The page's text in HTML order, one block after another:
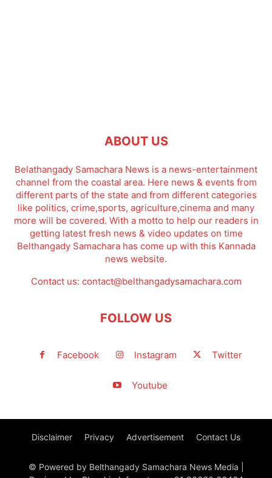
ABOUT US
Belathangady Samachara News is a news-entertainment
channel from the coastal area. Here news & events from
different parts of the state and from different categories
like politics, crime,sports, agriculture,cinema and many
more will be covered. With a motto to help our readers in
getting latest fresh news & video updates on time
Belthangady Samachara has come up with this Kannada
news website.
Contact us: contact@belthangadysamachara.com
FOLLOW US
Facebook Instagram Twitter
Youtube
Disclaimer Privacy Advertisement Contact Us
© Powered by Belthangady Samachara News Media |